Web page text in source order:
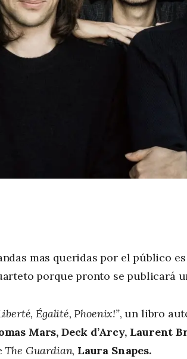
mas queridas por el público
porque pronto se publicará
Égalité, Phoenix!”, un libro
Mars, Deck d’Arcy, Laurent
The Guardian, Laura Snapes.